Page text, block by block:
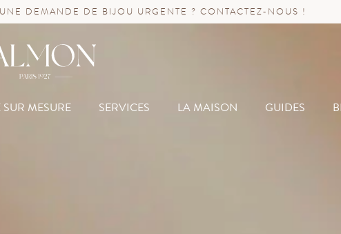
DEMANDE DE BIJOU URGENTE ? CONTACTEZ-NOUS !
MESURE SERVICES LA MAISON GUIDES